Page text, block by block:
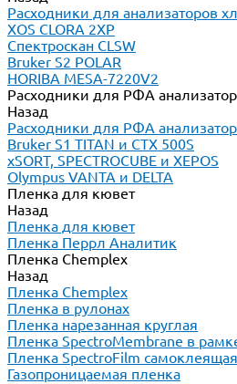
Расходники для анализаторов
XOS CLORA 2XP
Спектроскан CLSW
Bruker S2 POLAR
HORIBA MESA-7220V2
Расходники для РФА
Назад
Расходники для РФА
Bruker S1 TITAN и CTX 500S
xSORT, SPECTROCUBE и XEPOS
Olympus VANTA и DELTA
Пленка для кювет
Назад
Пленка для кювет
Пленка Перрл Аналитик
Пленка Chemplex
Назад
Пленка Chemplex
Пленка в рулонах
Пленка нарезанная круглая
Пленка SpectroMembrane в
Пленка SpectroFilm
Газопроницаемая пленка